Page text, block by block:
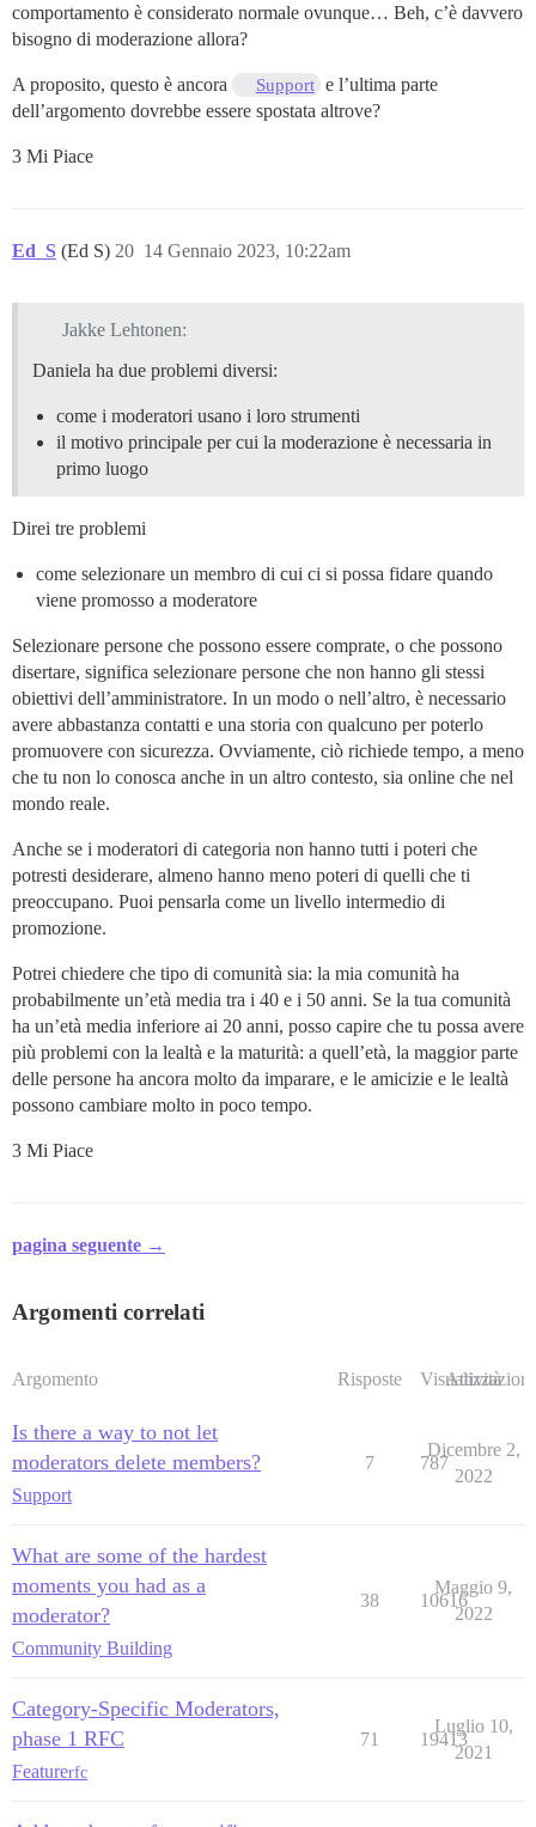
comportamento è considerato normale ovunque… Beh, c’è davvero
bisogno di moderazione allora?
A proposito, questo è ancora Support e l’ultima parte
dell’argomento dovrebbe essere spostata altrove?
3 Mi Piace
Ed_S (Ed S) 14 Gennaio 2023, 10:22am
20
Jakke Lehtonen:
Daniela ha due problemi diversi:
come i moderatori usano i loro strumenti
il motivo principale per cui la moderazione è necessaria in
primo luogo
Direi tre problemi
come selezionare un membro di cui ci si possa fidare quando
viene promosso a moderatore
Selezionare persone che possono essere comprate, o che possono
disertare, significa selezionare persone che non hanno gli stessi
obiettivi dell’amministratore. In un modo o nell’altro, è necessario
avere abbastanza contatti e una storia con qualcuno per poterlo
promuovere con sicurezza. Ovviamente, ciò richiede tempo, a meno
che tu non lo conosca anche in un altro contesto, sia online che nel
mondo reale.
Anche se i moderatori di categoria non hanno tutti i poteri che
potresti desiderare, almeno hanno meno poteri di quelli che ti
preoccupano. Puoi pensarla come un livello intermedio di
promozione.
Potrei chiedere che tipo di comunità sia: la mia comunità ha
probabilmente un’età media tra i 40 e i 50 anni. Se la tua comunità
ha un’età media inferiore ai 20 anni, posso capire che tu possa avere
più problemi con la lealtà e la maturità: a quell’età, la maggior parte
delle persone ha ancora molto da imparare, e le amicizie e le lealtà
possono cambiare molto in poco tempo.
3 Mi Piace
pagina seguente →
Argomenti correlati
Argomento Risposte Visualizzazioni
Attività
Is there a way to not let
moderators delete members?
Support
7 787
Dicembre 2,
2022
What are some of the hardest
moments you had as a
moderator?
Community Building
38 10616
Maggio 9,
2022
Category-Specific Moderators,
phase 1 RFC
Featurerfc
71 19413
Luglio 10,
2021